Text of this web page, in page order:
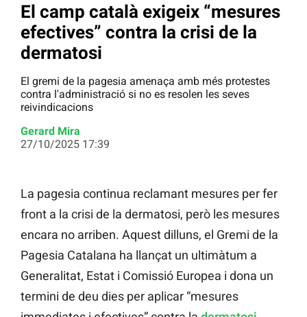
El camp català exigeix “mesures
efectives” contra la crisi de la
dermatosi
El gremi de la pagesia amenaça amb més protestes
contra l'administració si no es resolen les seves
reivindicacions
Gerard Mira
27/10/2025 17:39
La pagesia continua reclamant mesures per fer
front a la crisi de la dermatosi, però les mesures
encara no arriben. Aquest dilluns, el Gremi de la
Pagesia Catalana ha llançat un ultimàtum a
Generalitat, Estat i Comissió Europea i dona un
termini de deu dies per aplicar “mesures